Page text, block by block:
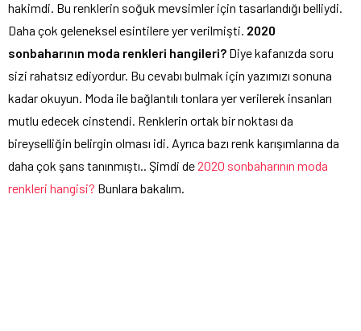
hakimdi. Bu renklerin soğuk mevsimler için tasarlandığı belliydi.
Daha çok geleneksel esintilere yer verilmişti. 2020
sonbaharının moda renkleri hangileri? Diye kafanızda soru
sizi rahatsız ediyordur. Bu cevabı bulmak için yazımızı sonuna
kadar okuyun. Moda ile bağlantılı tonlara yer verilerek insanları
mutlu edecek cinstendi. Renklerin ortak bir noktası da
bireyselliğin belirgin olması idi. Ayrıca bazı renk karışımlarına da
daha çok şans tanınmıştı.. Şimdi de2020 sonbaharının moda
renkleri hangisi? Bunlara bakalım.